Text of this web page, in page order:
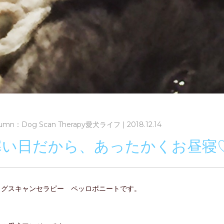
：Dog Scan Therapy愛犬ライフ | 2018.12.14
日だから、あったかくお昼
スキャンセラピー ペッロボニートです。